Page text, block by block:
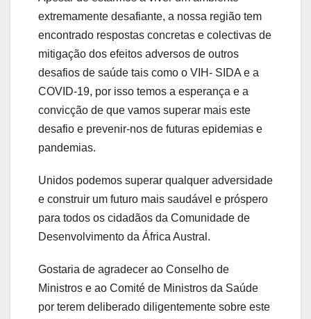
extremamente desafiante, a nossa região tem
encontrado respostas concretas e colectivas de
mitigação dos efeitos adversos de outros
desafios de saúde tais como o VIH- SIDA e a
COVID-19, por isso temos a esperança e a
convicção de que vamos superar mais este
desafio e prevenir-nos de futuras epidemias e
pandemias.
Unidos podemos superar qualquer adversidade
e construir um futuro mais saudável e próspero
para todos os cidadãos da Comunidade de
Desenvolvimento da África Austral.
Gostaria de agradecer ao Conselho de
Ministros e ao Comité de Ministros da Saúde
por terem deliberado diligentemente sobre este